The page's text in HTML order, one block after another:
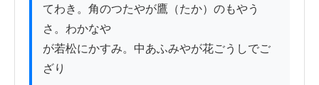
てわき。角のつたやが鷹（たか）のもやう
さ。わかなや
が若松にかすみ。中あふみやが花ごうしでご
ざり